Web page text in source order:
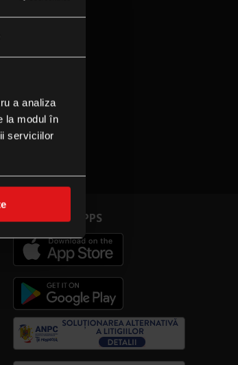
a analiza
la modul în
serviciilor
CINEPLEXX APPS